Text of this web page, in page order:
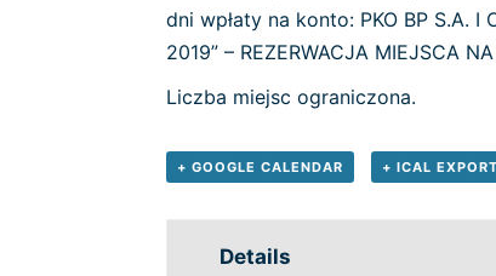
dni wpłaty na konto: PKO BP S.A.
2019” – REZERWACJA MIEJSCA
Liczba miejsc ograniczona.
+ GOOGLE CALENDAR + ICAL EXPORT
Details